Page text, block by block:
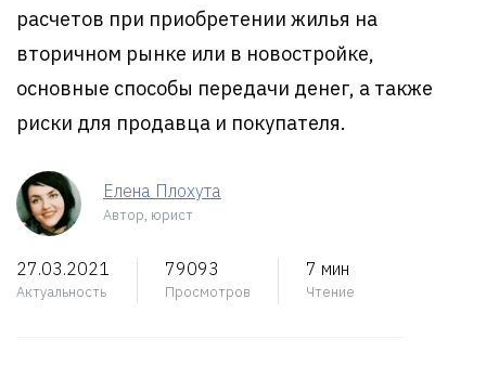
расчетов при приобретении жилья на
вторичном рынке или в новостройке,
основные способы передачи денег, а также
риски для продавца и покупателя.
Елена Плохута
Автор, юрист
27.03.2021
Актуальность
79093
Просмотров
7 мин
Чтение